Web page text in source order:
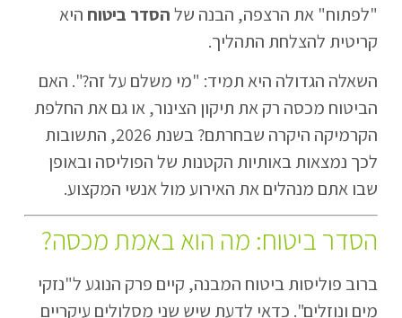
"לפתוח" את הרצפה, הבנה שלהסדר ביטוח היא
קריטית להצלחת התהליך.
השאלה הגדולה היא תמיד: "מי משלם על זה?". האם
הביטוח מכסה רק את תיקון הצינור, או גם את החלפת
הקרמיקה היקרה שבחרתם? בשנת 2026, התשובות
לכך נמצאות באותיות הקטנות של הפוליסה ובאופן
שבו אתם מנהלים את האירוע מול אנשי המקצוע.
הסדר ביטוח: מה הוא באמת מכסה?
ברוב פוליסות ביטוח המבנה, קיים פרק הנוגע ל"נזקי
מים ונוזלים". כדאי לדעת שיש שני מסלולים עיקריים